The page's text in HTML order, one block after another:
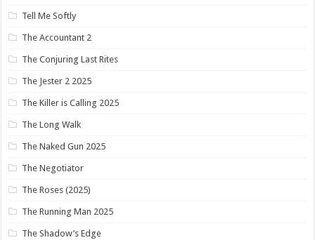
Tell Me Softly
The Accountant 2
The Conjuring Last Rites
The Jester 2 2025
The Killer is Calling 2025
The Long Walk
The Naked Gun 2025
The Negotiator
The Roses (2025)
The Running Man 2025
The Shadow’s Edge